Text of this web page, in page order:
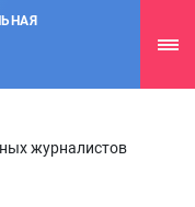
журналистов